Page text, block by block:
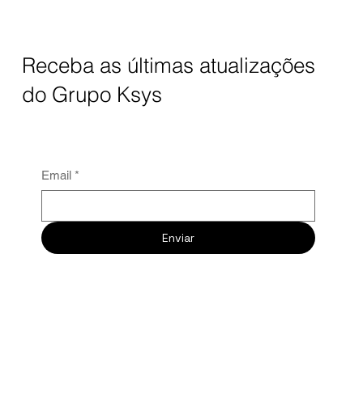
Receba as últimas atualizações
do Grupo Ksys
Email *
Enviar